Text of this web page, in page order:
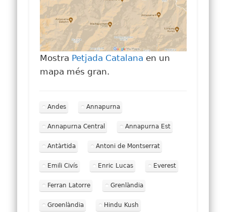
Mostra Petjada Catalana en un
mapa més gran.
Andes Annapurna
Annapurna Central Annapurna Est
Antàrtida Antoni de Montserrat
Emili Civís Enric Lucas Everest
Ferran Latorre Grenlàndia
Groenlàndia Hindu Kush